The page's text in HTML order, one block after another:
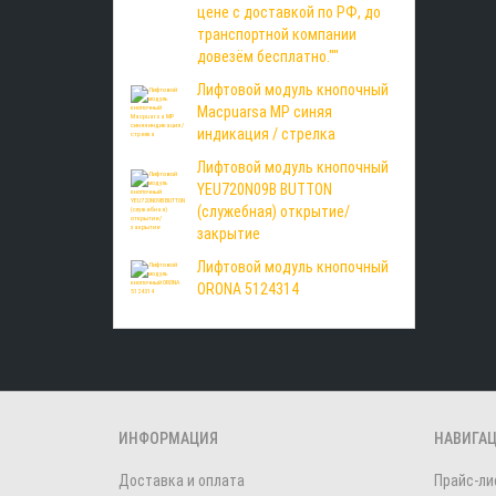
цене с доставкой по РФ, до
транспортной компании
довезём бесплатно.""
Лифтовой модуль кнопочный
Macpuarsa MP синяя
индикация / стрелка
Лифтовой модуль кнопочный
YEU720N09B BUTTON
(служебная) открытие/
закрытие
Лифтовой модуль кнопочный
ORONA 5124314
ИНФОРМАЦИЯ
Доставка и оплата
Прайс-